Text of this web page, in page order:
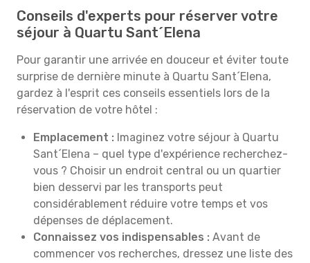
Conseils d'experts pour réserver votre
séjour à Quartu Sant´Elena
Pour garantir une arrivée en douceur et éviter toute
surprise de dernière minute à Quartu Sant´Elena,
gardez à l'esprit ces conseils essentiels lors de la
réservation de votre hôtel :
Emplacement : Imaginez votre séjour à Quartu
Sant´Elena – quel type d'expérience recherchez-
vous ? Choisir un endroit central ou un quartier
bien desservi par les transports peut
considérablement réduire votre temps et vos
dépenses de déplacement.
Connaissez vos indispensables : Avant de
commencer vos recherches, dressez une liste des